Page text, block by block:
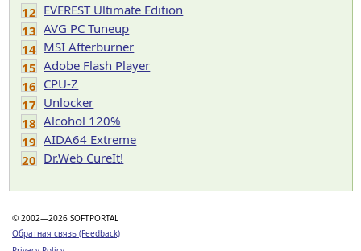
12 EVEREST Ultimate Edition
13 AVG PC Tuneup
14 MSI Afterburner
15 Adobe Flash Player
16 CPU-Z
17 Unlocker
18 Alcohol 120%
19 AIDA64 Extreme
20 Dr.Web CureIt!
© 2002—2026 SOFTPORTAL
Обратная связь (Feedback)